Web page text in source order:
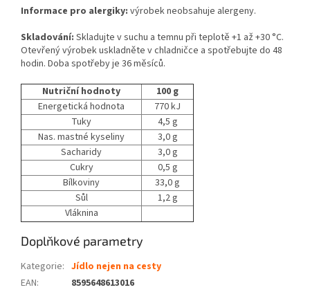
Informace pro alergiky: výrobek neobsahuje alergeny.
Skladování: Skladujte v suchu a temnu při teplotě +1 až +30 °C.
Otevřený výrobek uskladněte v chladničce a spotřebujte do 48
hodin. Doba spotřeby je 36 měsíců.
Nutriční hodnoty
100 g
Energetická hodnota
770 kJ
Tuky
4,5 g
Nas. mastné kyseliny
3,0 g
Sacharidy
3,0 g
Cukry
0,5 g
Bílkoviny
33,0 g
Sůl
1,2 g
Vláknina
Doplňkové parametry
Kategorie: Jídlo nejen na cesty
EAN: 8595648613016